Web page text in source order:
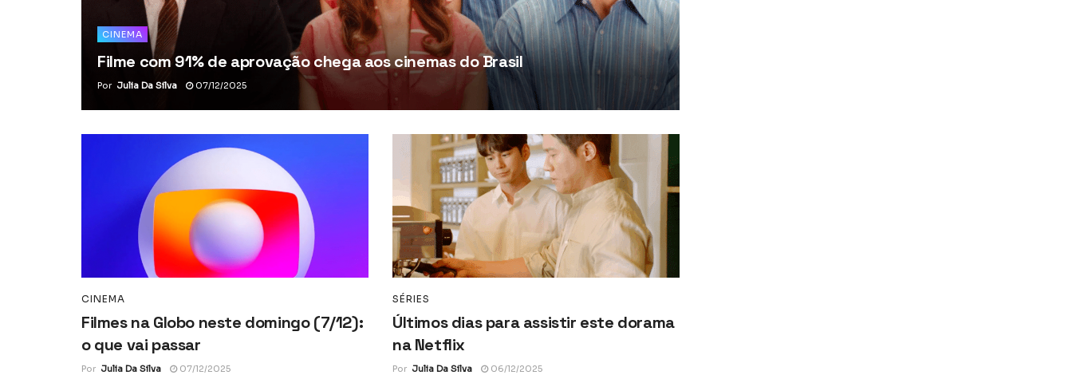
CINEMA
Filme com 91% de aprovação chega aos cinemas do Brasil
Por Julia Da Silva 07/12/2025
CINEMA
Filmes na Globo neste domingo (7/12):
o que vai passar
Por Julia Da Silva 07/12/2025
SÉRIES
Últimos dias para assistir este dorama
na Netflix
Por Julia Da Silva 06/12/2025